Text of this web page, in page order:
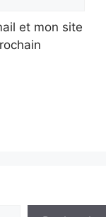
et mon site